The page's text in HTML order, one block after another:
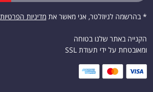
* בהרשמה לניוזלטר, אני מאשר את מדיניות הפרטיות
הקנייה באתר שלנו בטוחה
ומאובטחת על ידי תעודת SSL